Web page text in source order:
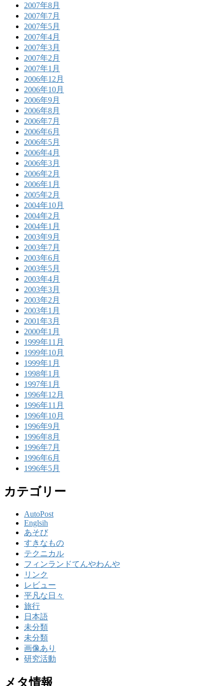
2007年8月
2007年7月
2007年5月
2007年4月
2007年3月
2007年2月
2007年1月
2006年12月
2006年10月
2006年9月
2006年8月
2006年7月
2006年6月
2006年5月
2006年4月
2006年3月
2006年2月
2006年1月
2005年2月
2004年10月
2004年2月
2004年1月
2003年9月
2003年7月
2003年6月
2003年5月
2003年4月
2003年3月
2003年2月
2003年1月
2001年3月
2000年1月
1999年11月
1999年10月
1999年1月
1998年1月
1997年1月
1996年12月
1996年11月
1996年10月
1996年9月
1996年8月
1996年7月
1996年6月
1996年5月
カテゴリー
AutoPost
Englsih
あそび
すきなもの
テクニカル
フィンランドてんやわんや
リンク
レビュー
平凡な日々
旅行
日本語
未分類
未分類
画像あり
研究活動
メタ情報